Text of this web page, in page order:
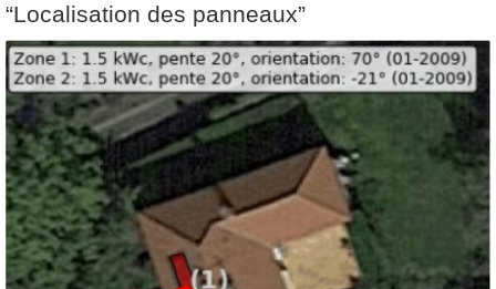
“Localisation des panneaux”